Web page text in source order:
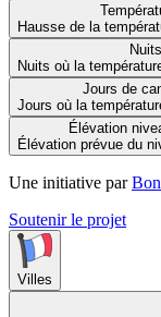
Hausse de la
Nuits où la
Jours de
Jours où la
Élévation
Élévation prévue du
Une initiative par
Soutenir le projet
Villes